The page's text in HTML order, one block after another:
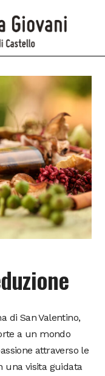
di San Valentino,
a un mondo
attraverso le
una visita guidata